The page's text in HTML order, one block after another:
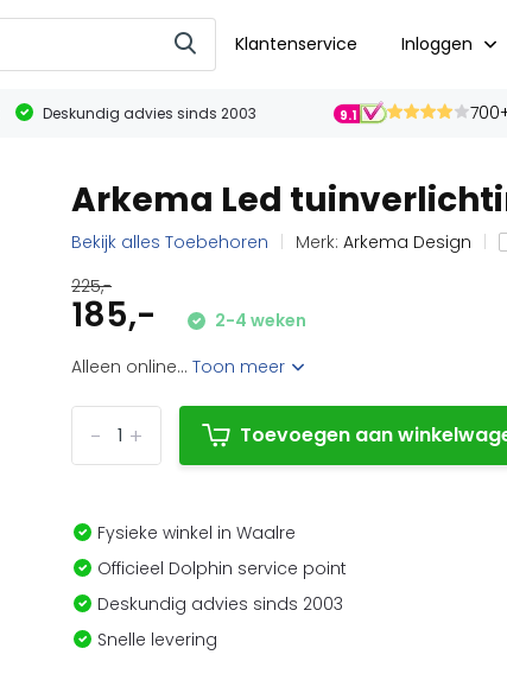
Klantenservice Inloggen
Deskundig advies sinds 2003 9.1
Arkema Led
Bekijk alles Toebehoren Merk:Arkema Design
225,-
185,-
2-4 weken
Alleen online...Toon meer
+
- Toevoegen aan
Fysieke winkel in Waalre
Officieel Dolphin service point
Deskundig advies sinds 2003
Snelle levering